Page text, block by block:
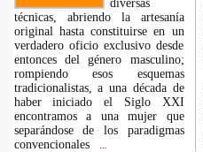
diversas
técnicas, abriendo la artesanía
original hasta constituirse en un
verdadero oficio exclusivo desde
entonces del género masculino;
rompiendo esos esquemas
tradicionalistas, a una década de
haber iniciado el Siglo XXI
encontramos a una mujer que
separándose de los paradigmas
convencionales